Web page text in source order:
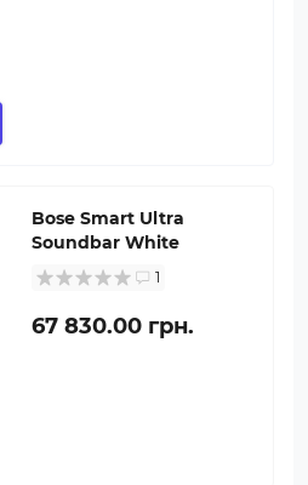
Bose Smart Ultra
Soundbar White
1
67 830.00 грн.